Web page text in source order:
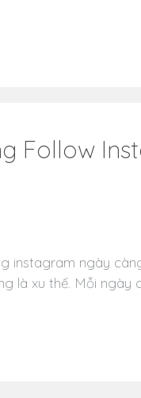
Follow
instagram ngày
là xu thế. Mỗi ngày